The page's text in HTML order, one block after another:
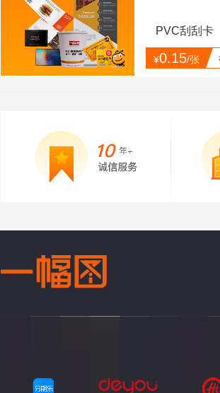
PVC刮刮卡
¥0.15/张